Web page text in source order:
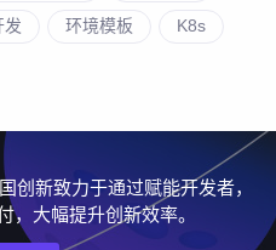
发 环境模板 K8s
创新致力于通过赋能开发者，
，大幅提升创新效率。